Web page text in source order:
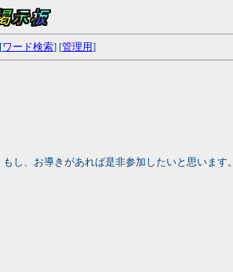
ワード検索] [管理用]
し、お導きがあれば是非参加したいと思います。